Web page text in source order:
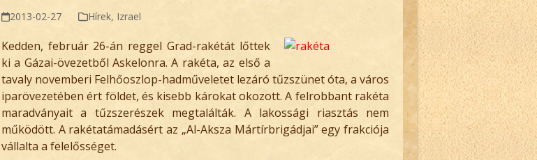
2013-02-27 Hírek, Izrael
Kedden, február 26-án reggel Grad-rakétát lőttek
ki a Gázai-övezetből Askelonra. A rakéta, az első a
tavaly novemberi Felhőoszlop-hadműveletet lezáró tűzszünet óta, a város
iparövezetében ért földet, és kisebb károkat okozott. A felrobbant rakéta
maradványait a tűzszerészek megtalálták. A lakossági riasztás nem
működött. A rakétatámadásért az „Al-Aksza Mártírbrigádjai” egy frakciója
vállalta a felelősséget.